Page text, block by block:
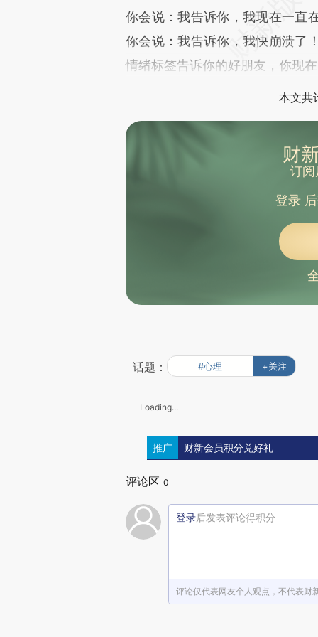
你会说：我告诉你，我现在一直
你会说：我告诉你，我快崩溃了
情绪标签告诉你的好朋友，你现
本文共
财
订阅
登录后
话题： #心理 +关注
Loading...
推广 财新会员积分兑好礼
评论区 0
登录后发表评论得积分
评论仅代表网友个人观点，不代表财